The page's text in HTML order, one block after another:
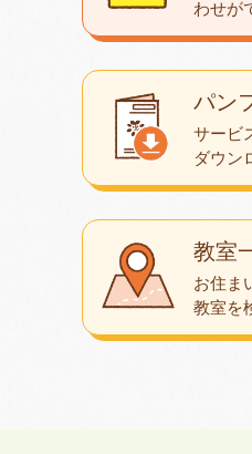
教室
お住ま
教室を
パン
サービ
ダウン
わせが